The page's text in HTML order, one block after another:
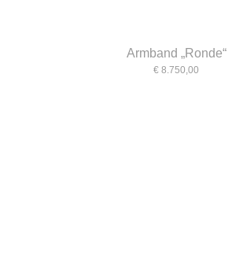
Armband „Ronde“
€ 8.750,00